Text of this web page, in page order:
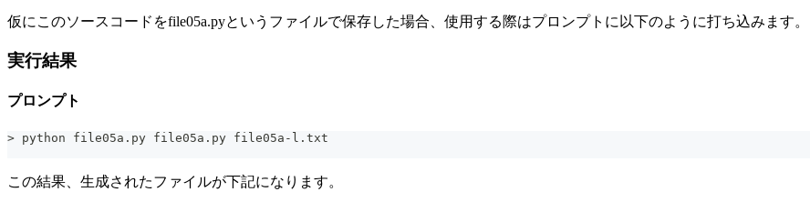
仮にこのソースコードをfile05a.pyというファイルで保存した場合、使用する際はプロンプトに以下のように打ち込みます。
実行結果
プロンプト
> python file05a.py file05a.py file05a-l.txt
この結果、生成されたファイルが下記になります。